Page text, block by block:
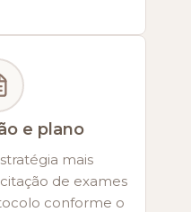
e plano
mais
de exames
conforme o